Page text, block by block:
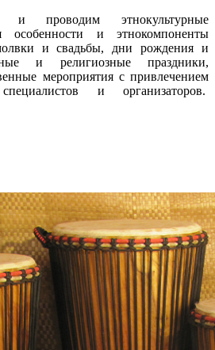
и проводим этнокультурные
особенности и этнокомпоненты
и свадьбы, дни рождения и
и религиозные праздники,
мероприятия с привлечением
и организаторов.